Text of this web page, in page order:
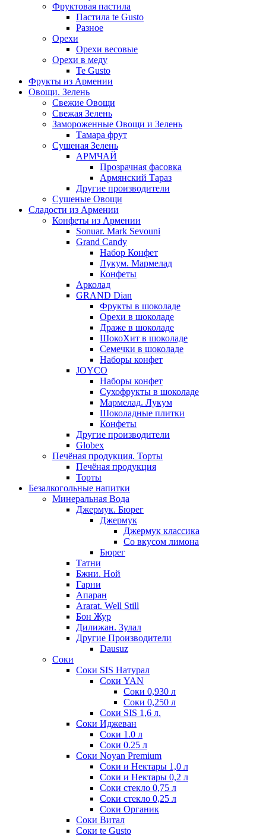
Фруктовая пастила
Пастила te Gusto
Разное
Орехи
Орехи весовые
Орехи в меду
Te Gusto
Фрукты из Армении
Овощи. Зелень
Свежие Овощи
Свежая Зелень
Замороженные Овощи и Зелень
Тамара фрут
Сушеная Зелень
АРМЧАЙ
Прозрачная фасовка
Армянский Тараз
Другие производители
Сушеные Овощи
Сладости из Армении
Конфеты из Армении
Sonuar. Mark Sevouni
Grand Candy
Набор Конфет
Лукум. Мармелад
Конфеты
Арколад
GRAND Dian
Фрукты в шоколаде
Орехи в шоколаде
Драже в шоколаде
ШокоХит в шоколаде
Семечки в шоколаде
Наборы конфет
JOYCO
Наборы конфет
Сухофрукты в шоколаде
Мармелад. Лукум
Шоколадные плитки
Конфеты
Другие производители
Globex
Печёная продукция. Торты
Печёная продукция
Торты
Безалкогольные напитки
Минеральная Вода
Джермук. Бюрег
Джермук
Джермук классика
Со вкусом лимона
Бюрег
Татни
Бжни. Ной
Гарни
Апаран
Ararat. Well Still
Бон Жур
Дилижан. Зулал
Другие Производители
Dausuz
Соки
Соки SIS Натурал
Соки YAN
Соки 0,930 л
Соки 0,250 л
Соки SIS 1,6 л.
Соки Иджеван
Соки 1.0 л
Соки 0.25 л
Соки Noyan Premium
Соки и Нектары 1,0 л
Соки и Нектары 0,2 л
Соки стекло 0,75 л
Соки стекло 0,25 л
Соки Органик
Соки Витал
Соки te Gusto